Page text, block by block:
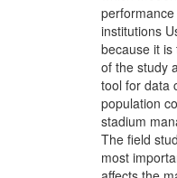
institutions
because it
of the study
tool for data
population
stadium
The field
most